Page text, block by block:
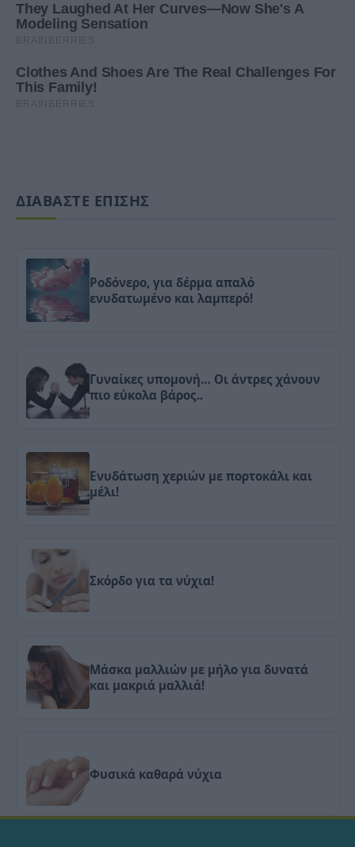
ΔΙΑΒΑΣΤΕ ΕΠΙΣΗΣ
Ροδόνερο, για δέρμα απαλό
ενυδατωμένο και λαμπερό!
Γυναίκες υπομονή… Οι άντρες χάνουν
πιο εύκολα βάρος..
Ενυδάτωση χεριών με πορτοκάλι και
μέλι!
Σκόρδο για τα νύχια!
Μάσκα μαλλιών με μήλο για δυνατά
και μακριά μαλλιά!
Φυσικά καθαρά νύχια